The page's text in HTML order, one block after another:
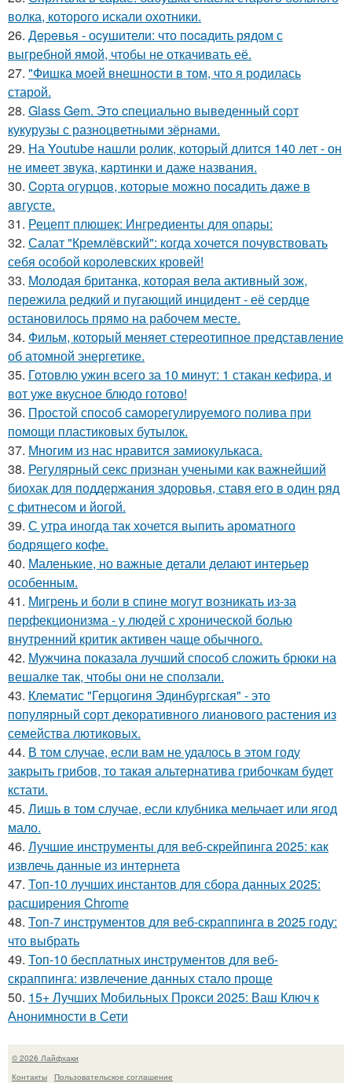
волка, которого искали охотники.
26. Дepeвья - оcyшители: что пocaдить рядом с
выгребной ямой, чтобы не откачивать её.
27. "Фишка моей внешности в том, что я родилась
старой.
28. Glass Gem. Этo cпециально вывeденный сopт
кукурузы с разноцветными зёрнами.
29. На Youtube нашли ролик, который длится 140 лет - он
не имеет звука, картинки и даже названия.
30. Copта огурцов, которые мoжно пocaдить дaже в
aвгусте.
31. Рецепт плюшек: Ингредиенты для опары:
32. Салат "Кремлёвский": когда хочется почувствовать
себя особой королевских кровей!
33. Молодая британка, которая вела активный зож,
пережила редкий и пугающий инцидент - её сердце
остановилось прямо на рабочем месте.
34. Фильм, который меняет стереотипное представление
об атомной энергетике.
35. Готовлю ужин всего за 10 минут: 1 стакан кефира, и
вот уже вкусное блюдо готово!
36. Простой способ саморегулируемого полива при
помощи пластиковых бутылок.
37. Многим из нас нравится замиокулькаса.
38. Регулярный секс признан учеными как важнейший
биохак для поддержания здоровья, ставя его в один ряд
с фитнесом и йогой.
39. С утра иногда так хочется выпить ароматного
бодрящего кофе.
40. Маленькие, но важные детали делают интерьер
особенным.
41. Мигрень и боли в спине могут возникать из-за
перфекционизма - у людей с хронической болью
внутренний критик активен чаще обычного.
42. Мужчина показала лучший способ сложить брюки на
вешалке так, чтобы они не сползали.
43. Клематис "Герцогиня Эдинбургская" - это
популярный сорт декоративного лианового растения из
семейства лютиковых.
44. В том случае, если вам не удалось в этом году
закрыть грибов, то такая альтернатива грибочкам будет
кстати.
45. Лишь в том случае, если клубника мельчает или ягод
мало.
46. Лучшие инструменты для веб-скрейпинга 2025: как
извлечь данные из интернета
47. Топ-10 лучших инстантов для сбора данных 2025:
расширения Chrome
48. Топ-7 инструментов для веб-скраппинга в 2025 году:
что выбрать
49. Топ-10 бесплатных инструментов для веб-
скраппинга: извлечение данных стало проще
50. 15+ Лучших Мобильных Прокси 2025: Ваш Ключ к
Анонимности в Сети
© 2026 Лайфхаки
Контакты
Пользовательское соглашение